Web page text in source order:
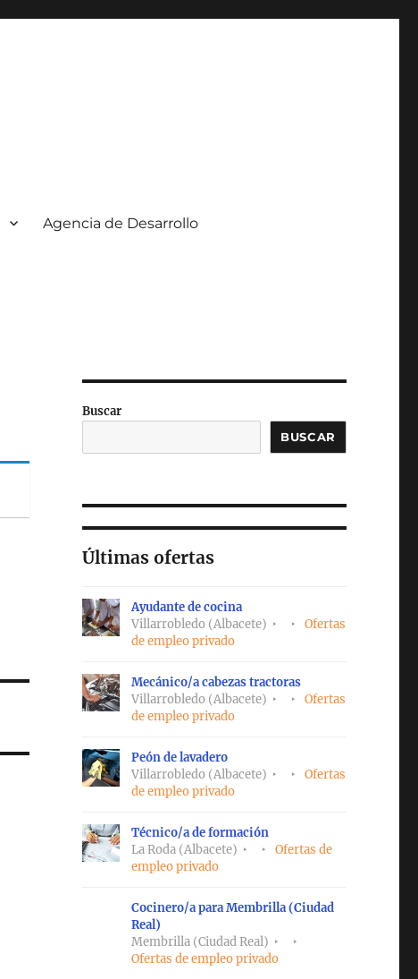
Agencia de Desarrollo
Buscar
BUSCAR
Últimas ofertas
Ayudante de cocina
Villarrobledo (Albacete)
Ofertas
de empleo privado
Mecánico/a cabezas tractoras
Villarrobledo (Albacete)
Ofertas
de empleo privado
Peón de lavadero
Villarrobledo (Albacete)
Ofertas
de empleo privado
Técnico/a de formación
La Roda (Albacete)
Ofertas de
empleo privado
Cocinero/a para Membrilla (Ciudad
Real)
Membrilla (Ciudad Real)
Ofertas de empleo privado